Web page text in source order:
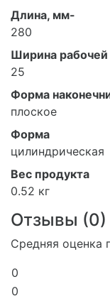
Длина, мм-
280
Ширина рабочей
25
Форма
плоское
Форма
цилиндрическая
Вес продукта
0.52 кг
Отзывы (0)
Средняя оценка
0
0